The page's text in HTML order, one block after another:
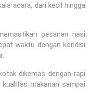
acara, dari kecil hingga
pesanan nasi
waktu dengan kondisi
dikemas dengan rapi
makanan sampai